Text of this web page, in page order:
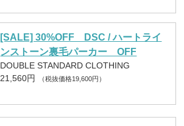
[SALE] 30%OFF DSC / ハートライ
ンストーン裏毛パーカー OFF
DOUBLE STANDARD CLOTHING
21,560円
（税抜価格19,600円）